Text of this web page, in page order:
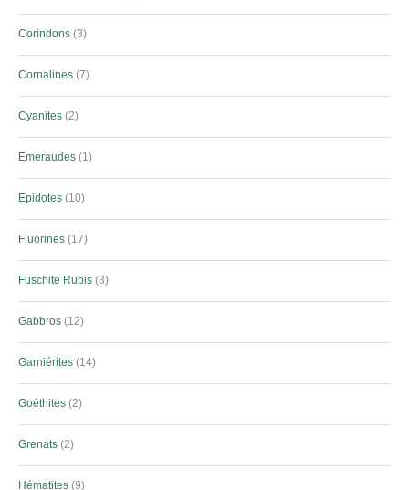
Corindons 3
Cornalines 7
Cyanites 2
Emeraudes 1
Epidotes 10
Fluorines 17
Fuschite Rubis 3
Gabbros 12
Garniérites 14
Goéthites 2
Grenats 2
Hématites 9